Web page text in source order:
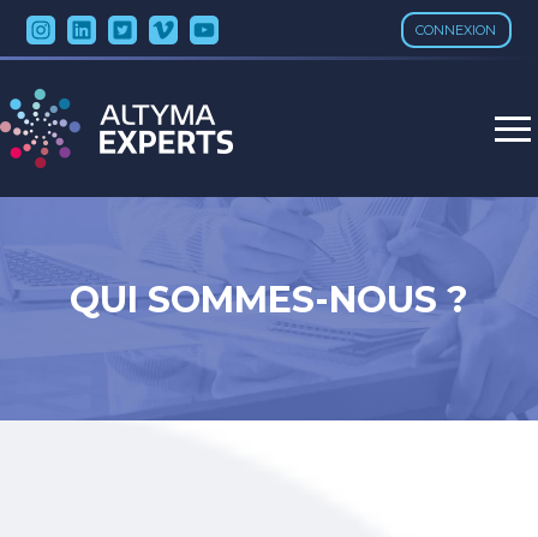
CONNEXION
Aller
au
QUI SOMMES-NOUS ?